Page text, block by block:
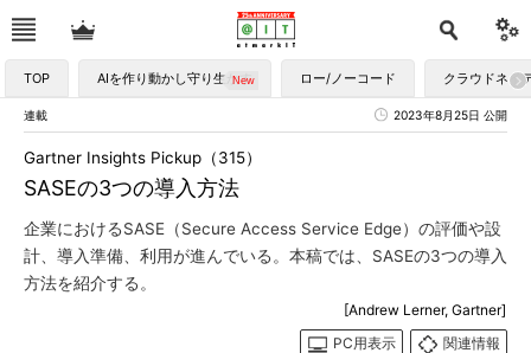
TOP AIを作り動かし守り生かす ロー/ノーコード クラウドネイ
連載 2023年8月25日 公開
SASEの3つの導入方法
Gartner Insights Pickup（315）
企業におけるSASE（Secure Access Service Edge）の評価や設
計、導入準備、利用が進んでいる。本稿では、SASEの3つの導入
方法を紹介する。
[Andrew Lerner, Gartner]
PC用表示
関連情報